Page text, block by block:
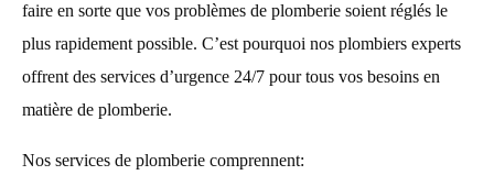
faire en sorte que vos problèmes de plomberie soient réglés le
plus rapidement possible. C’est pourquoi nos plombiers experts
offrent des services d’urgence 24/7 pour tous vos besoins en
matière de plomberie.
Nos services de plomberie comprennent: